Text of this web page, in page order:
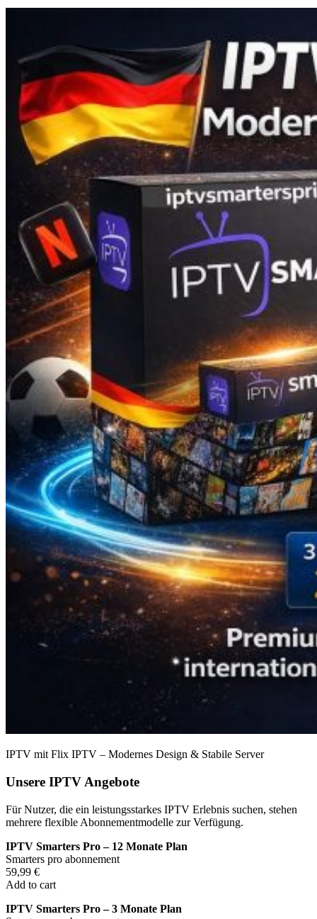
IPTV mit Flix IPTV – Modernes Design & Stabile Server
Unsere IPTV Angebote
Für Nutzer, die ein leistungsstarkes IPTV Erlebnis suchen, stehen
mehrere flexible Abonnementmodelle zur Verfügung.
IPTV Smarters Pro – 12 Monate Plan
Smarters pro abonnement
59,99 €
Add to cart
IPTV Smarters Pro – 3 Monate Plan